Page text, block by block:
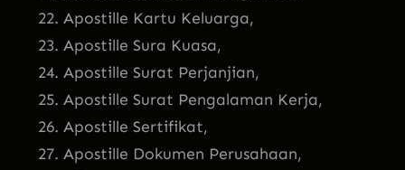
Apostille Kartu Keluarga,
Apostille Sura Kuasa,
Apostille Surat Perjanjian,
Apostille Surat Pengalaman Kerja,
Apostille Sertifikat,
Apostille Dokumen Perusahaan,